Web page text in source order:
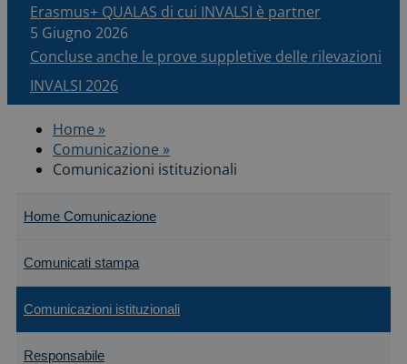
Erasmus+ QUALAS di cui INVALSI è partner
5 Giugno 2026
Concluse anche le prove suppletive delle rilevazioni
INVALSI 2026
Home »
Comunicazione »
Comunicazioni istituzionali
Home Comunicazione
Comunicati stampa
Comunicazioni istituzionali
Responsabile